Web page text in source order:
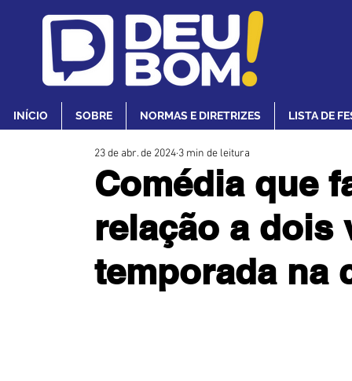
INÍCIO SOBRE NORMAS E DIRETRIZES LISTA DE
Comédia que
relação a dois
temporada na
23 de abr. de 2024 3 min de leitura